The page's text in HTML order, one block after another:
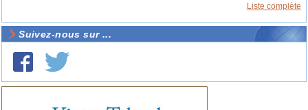
Liste complète
Suivez-nous sur ...